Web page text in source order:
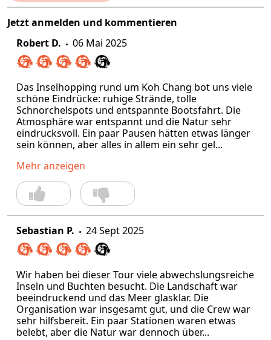
Jetzt anmelden und kommentieren
Robert D.
06 Mai 2025
Das Inselhopping rund um Koh Chang bot uns viele
schöne Eindrücke: ruhige Strände, tolle
Schnorchelspots und entspannte Bootsfahrt. Die
Atmosphäre war entspannt und die Natur sehr
eindrucksvoll. Ein paar Pausen hätten etwas länger
sein können, aber alles in allem ein sehr gel...
Mehr anzeigen
Sebastian P. 24 Sept 2025
Wir haben bei dieser Tour viele abwechslungsreiche
Inseln und Buchten besucht. Die Landschaft war
beeindruckend und das Meer glasklar. Die
Organisation war insgesamt gut, und die Crew war
sehr hilfsbereit. Ein paar Stationen waren etwas
belebt, aber die Natur war dennoch über...